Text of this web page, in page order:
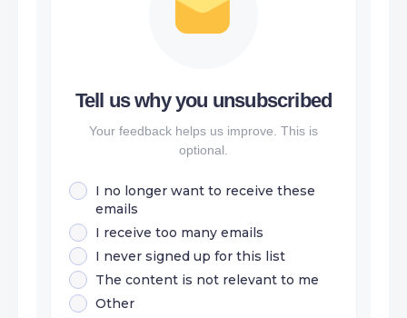
Tell us why you unsubscribed
Your feedback helps us improve. This is
optional.
I no longer want to receive these
emails
I receive too many emails
I never signed up for this list
The content is not relevant to me
Other